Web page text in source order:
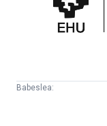
Katedra
Babeslea: